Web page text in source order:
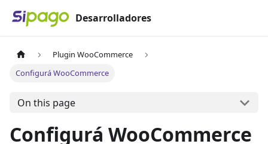
Desarrolladores
Plugin WooCommerce
Configurá WooCommerce
On this page
Configurá WooCommerce